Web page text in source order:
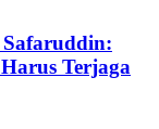
Safaruddin:
Terjaga